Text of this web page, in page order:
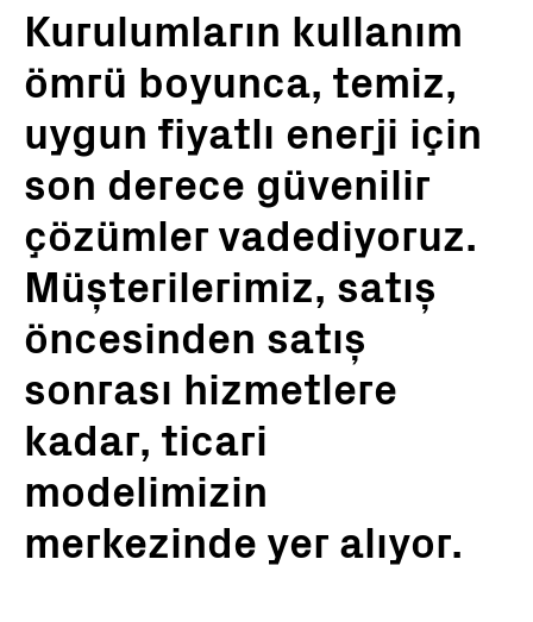
Kurulumların kullanım
ömrü boyunca, temiz,
uygun fiyatlı enerji için
son derece güvenilir
çözümler vadediyoruz.
Müşterilerimiz, satış
öncesinden satış
sonrası hizmetlere
kadar, ticari
modelimizin
merkezinde yer alıyor.